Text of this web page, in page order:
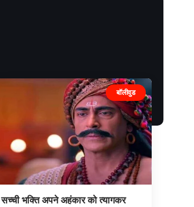
बॉलीवुड
सच्ची भक्ति अपने अहंकार को त्यागकर